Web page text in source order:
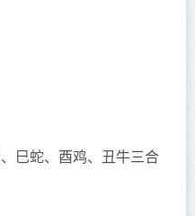
巳蛇、酉鸡、丑牛三合